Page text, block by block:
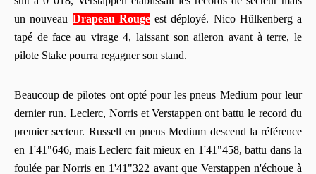
un nouveau Drapeau Rougeest déployé. Nico Hülkenberg a
tapé de face au virage 4, laissant son aileron avant à terre, le
pilote Stake pourra regagner son stand.
Beaucoup de pilotes ont opté pour les pneus Medium pour leur
dernier run. Leclerc, Norris et Verstappen ont battu le record du
premier secteur. Russell en pneus Medium descend la référence
en 1'41"646, mais Leclerc fait mieux en 1'41"458, battu dans la
foulée par Norris en 1'41"322 avant que Verstappen n'échoue à